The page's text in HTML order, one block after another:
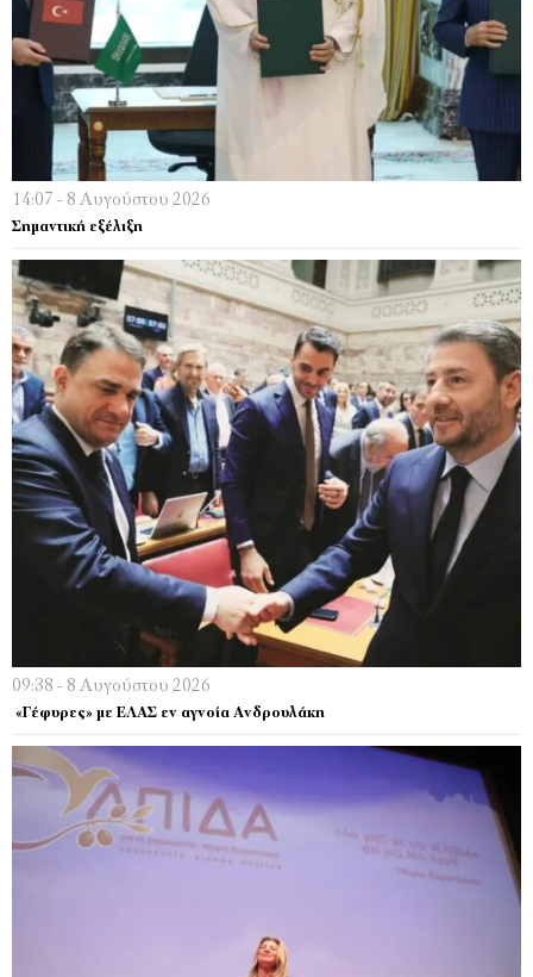
14:07 - 8 Αυγούστου 2026
Σημαντική εξέλιξη
09:38 - 8 Αυγούστου 2026
«Γέφυρες» με ΕΛΑΣ εν αγνοία Ανδρουλάκη